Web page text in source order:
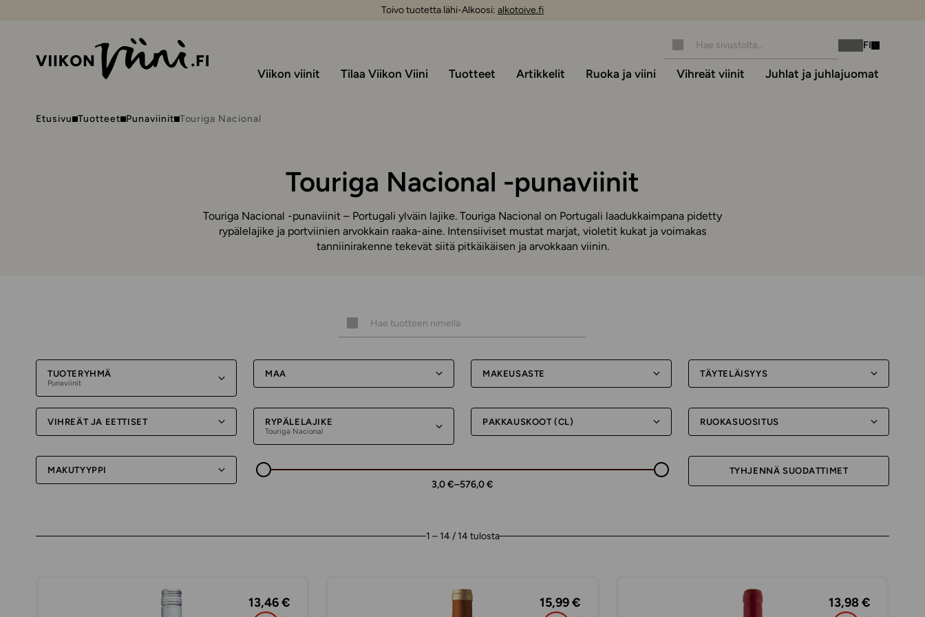
Toivo tuotetta lähi-Alkoosi: alkotoive.fi
Instagram
Facebook
FI
Viikon viinit Tilaa Viikon Viini Tuotteet Artikkelit Ruoka ja viini Vihreät viinit Juhlat ja juhlajuomat
Etusivu Tuotteet Punaviinit Touriga Nacional
Touriga Nacional -punaviinit
Touriga Nacional -punaviinit – Portugali ylväin lajike. Touriga Nacional on Portugali laadukkaimpana pidetty
rypälelajike ja portviinien arvokkain raaka-aine. Intensiiviset mustat marjat, violetit kukat ja voimakas
tanniinirakenne tekevät siitä pitkäikäisen ja arvokkaan viinin.
TUOTERYHMÄ
Punaviinit
MAA MAKEUSASTE TÄYTELÄISYYS
VIHREÄT JA EETTISET RYPÄLELAJIKE
Touriga Nacional
PAKKAUSKOOT (CL) RUOKASUOSITUS
MAKUTYYPPI
3,0 €–576,0 €
TYHJENNÄ SUODATTIMET
1 – 14 / 14 tulosta
13,46 € 15,99 € 13,98 €